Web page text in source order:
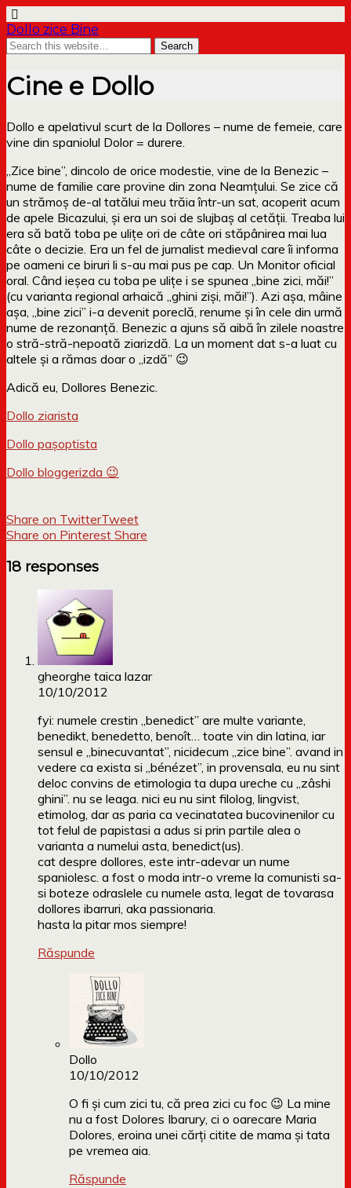
Dollo zice Bine
Cine e Dollo
Dollo e apelativul scurt de la Dollores – nume de femeie, care
vine din spaniolul Dolor = durere.
„Zice bine”, dincolo de orice modestie, vine de la Benezic –
nume de familie care provine din zona Neamțului. Se zice că
un strămoș de-al tatălui meu trăia într-un sat, acoperit acum
de apele Bicazului, și era un soi de slujbaș al cetății. Treaba lui
era să bată toba pe ulițe ori de câte ori stăpânirea mai lua
câte o decizie. Era un fel de jurnalist medieval care îi informa
pe oameni ce biruri li s-au mai pus pe cap. Un Monitor oficial
oral. Când ieșea cu toba pe ulițe i se spunea „bine zici, măi!”
(cu varianta regional arhaică „ghini ziși, măi!”). Azi așa, mâine
așa, „bine zici” i-a devenit poreclă, renume și în cele din urmă
nume de rezonanță. Benezic a ajuns să aibă în zilele noastre
o stră-stră-nepoată ziarizdă. La un moment dat s-a luat cu
altele și a rămas doar o „izdă” 😉
Adică eu, Dollores Benezic.
Dollo ziarista
Dollo pașoptista
Dollo bloggerizda 😉
Share on TwitterTweet
Share on Pinterest Share
18 responses
gheorghe taica lazar
10/10/2012
fyi: numele crestin „benedict” are multe variante,
benedikt, benedetto, benoît… toate vin din latina, iar
sensul e „binecuvantat”, nicidecum „zice bine”. avand in
vedere ca exista si „bénézet”, in provensala, eu nu sint
deloc convins de etimologia ta dupa ureche cu „zâshi
ghini”. nu se leaga. nici eu nu sint filolog, lingvist,
etimolog, dar as paria ca vecinatatea bucovinenilor cu
tot felul de papistasi a adus si prin partile alea o
varianta a numelui asta, benedict(us).
cat despre dollores, este intr-adevar un nume
spaniolesc. a fost o moda intr-o vreme la comunisti sa-
si boteze odraslele cu numele asta, legat de tovarasa
dollores ibarruri, aka passionaria.
hasta la pitar mos siempre!
Răspunde
Dollo
10/10/2012
O fi și cum zici tu, că prea zici cu foc 😉 La mine
nu a fost Dolores Ibarury, ci o oarecare Maria
Dolores, eroina unei cărți citite de mama și tata
pe vremea aia.
Răspunde